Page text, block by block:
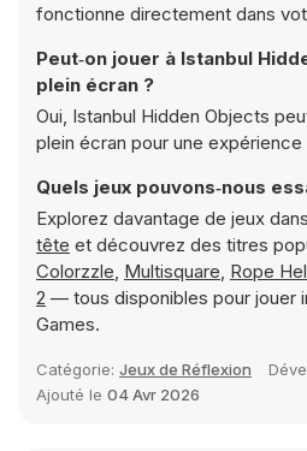
fonctionne directement dans
Peut‑on jouer à Istanbul
plein écran ?
Oui, Istanbul Hidden Objects
plein écran pour une
Quels jeux pouvons‑nous
Explorez davantage de jeux
tête et découvrez des titres
Colorzzle, Multisquare, Rope
2 — tous disponibles pour jouer
Games.
Catégorie: Jeux de Réflexion
Ajouté le 04 Avr 2026